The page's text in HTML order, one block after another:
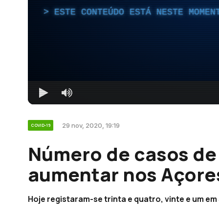
ESTE CONTEÚDO ESTÁ NESTE
COVID-19 29 nov, 2020, 19:19
Número de casos
aumentar nos
Hoje registaram-se trinta e quatro, vinte e um